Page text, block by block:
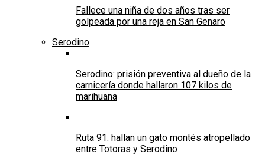
Fallece una niña de dos años tras ser
golpeada por una reja en San Genaro
Serodino
Serodino: prisión preventiva al dueño de la
carnicería donde hallaron 107 kilos de
marihuana
Ruta 91: hallan un gato montés atropellado
entre Totoras y Serodino